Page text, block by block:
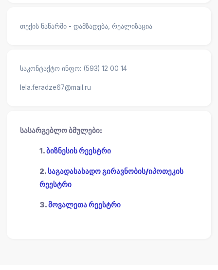
თექის ნაწარმი - დამზადება, რეალიზაცია
საკონტაქტო ინფო: (593) 12 00 14
lela.feradze67@mail.ru
სასარგებლო ბმულები:
1.ბიზნესის რეესტრი
2. საგადასახადო გირავნობის/იპოთეკის
რეესტრი
3.მოვალეთა რეესტრი